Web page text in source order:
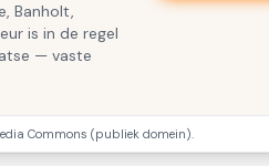
Banholt,
is in de regel
— vaste
Commons (publiek domein).